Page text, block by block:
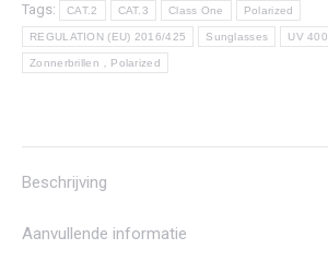
Tags: CAT.2 CAT.3 Class One Polarized
REGULATION (EU) 2016/425 Sunglasses UV 400
Zonnerbrillen，Polarized
Beschrijving
Aanvullende informatie